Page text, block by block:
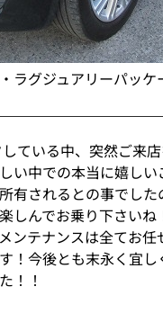
ラグジュアリーパッケ
ている中、突然ご来
い中での本当に嬉し
有されるとの事でし
しんでお乗り下さい
ンテナンスは全てお
！今後とも末永く宜
！！